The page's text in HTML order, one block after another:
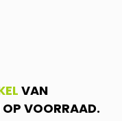
VAN
OP VOORRAAD.